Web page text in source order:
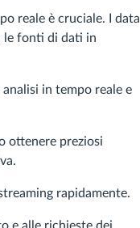
reale è cruciale. I data
le fonti di dati in
in tempo reale e
ottenere preziosi
rapidamente.